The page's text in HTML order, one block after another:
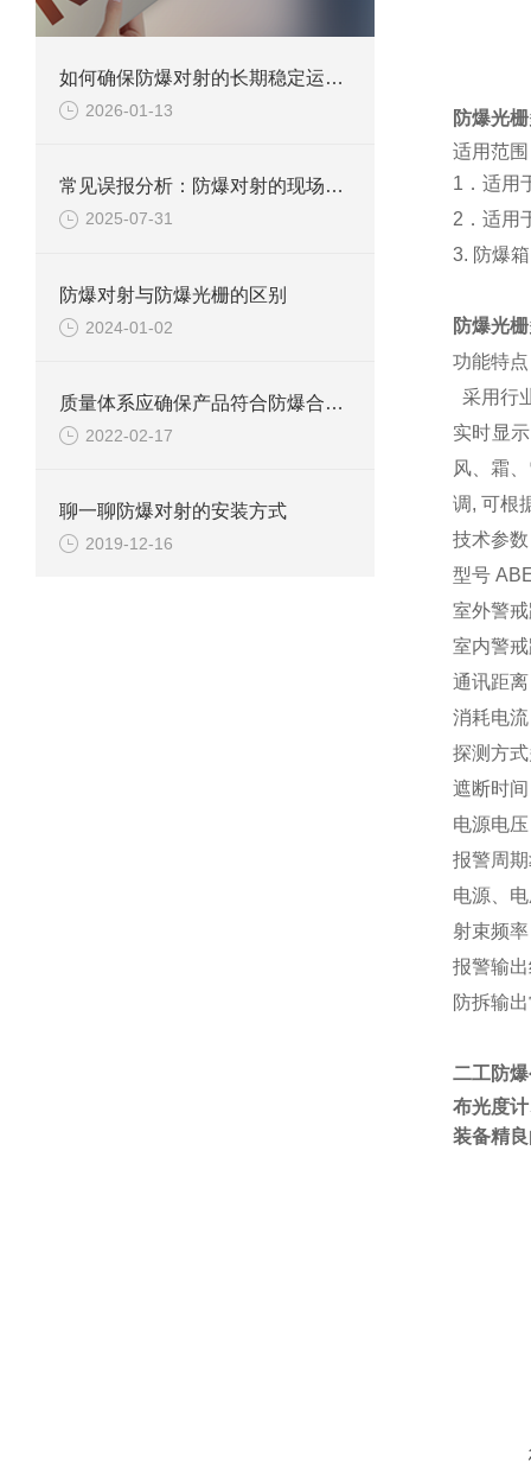
如何确保防爆对射的长期稳定运行？
2026-01-13
常见误报分析：防爆对射的现场调试避坑指南
2025-07-31
防爆对射与防爆光栅的区别
2024-01-02
质量体系应确保产品符合防爆合格证和技术文件规定的防爆型式。
2022-02-17
聊一聊防爆对射的安装方式
2019-12-16
防爆光
适用范围
1 ．适用
2 ．适
3. 防爆
防爆光
功能特点
采用行
实时显
风、霜
调, 可根
技术参数
型号
室外警
室内警
通讯距
消耗电
探测方
遮断时
电源电
报警周
电源、
射束频
报警输
防拆输
二工防爆
布光度
装备精